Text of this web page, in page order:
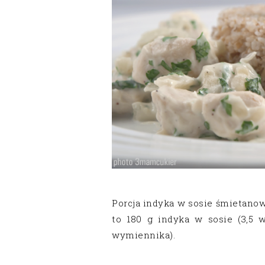
Porcja indyka w sosie
to 180 g indyka w sosie (3,5
wymiennika).